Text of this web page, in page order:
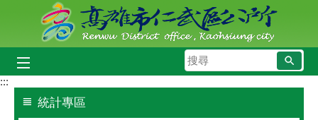
跳到主要內容區塊
搜
尋
:::
統計專區